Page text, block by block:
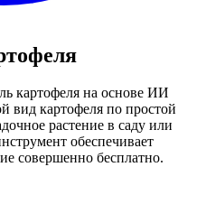
картофеля на основе ИИ
вид картофеля по простой
растение в саду или
обеспечивает
совершенно бесплатно.